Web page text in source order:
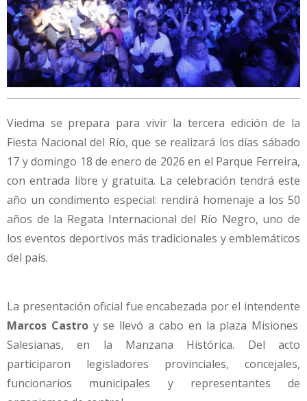
Viedma se prepara para vivir la tercera edición de la
Fiesta Nacional del Río, que se realizará los días sábado
17 y domingo 18 de enero de 2026 en el Parque Ferreira,
con entrada libre y gratuita. La celebración tendrá este
año un condimento especial: rendirá homenaje a los 50
años de la Regata Internacional del Río Negro, uno de
los eventos deportivos más tradicionales y emblemáticos
del país.
La presentación oficial fue encabezada por el intendente
Marcos Castroy se llevó a cabo en la plaza Misiones
Salesianas, en la Manzana Histórica. Del acto
participaron legisladores provinciales, concejales,
funcionarios municipales y representantes de